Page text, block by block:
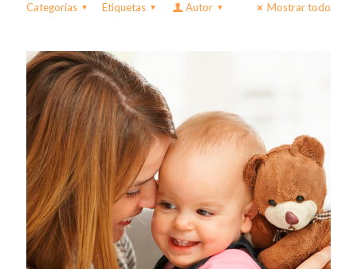
Categorías Etiquetas Autor Mostrar todo